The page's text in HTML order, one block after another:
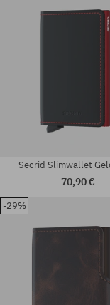
Universalgröße
Secrid Slimwallet
70,90 €
-29%